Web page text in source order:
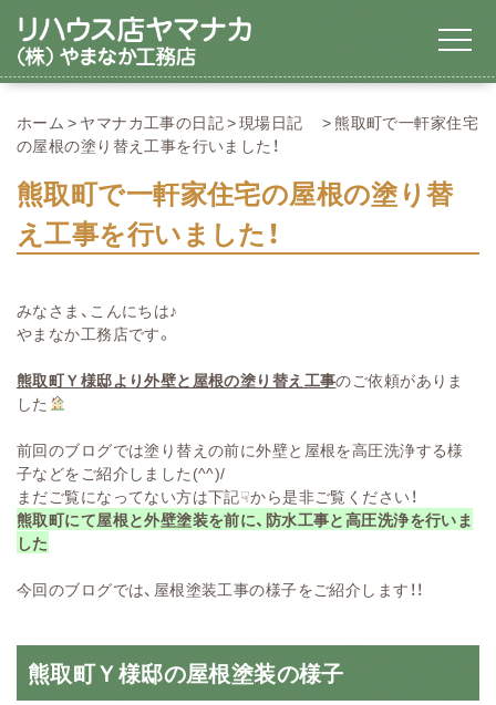
ホーム ヤマナカ工事の日記 現場日記
熊取町で一軒家住宅
の屋根の塗り替え工事を行いました！
熊取町で一軒家住宅の屋根の塗り替
え工事を行いました！
みなさま、こんにちは♪
やまなか工務店です。
熊取町Ｙ様邸より外壁と屋根の塗り替え工事のご依頼がありま
した
前回のブログでは塗り替えの前に外壁と屋根を高圧洗浄する様
子などをご紹介しました(^^)/
まだご覧になってない方は下記☟から是非ご覧ください！
熊取町にて屋根と外壁塗装を前に、防水工事と高圧洗浄を行いま
した
今回のブログでは、屋根塗装工事の様子をご紹介します！！
熊取町Ｙ様邸の屋根塗装の様子